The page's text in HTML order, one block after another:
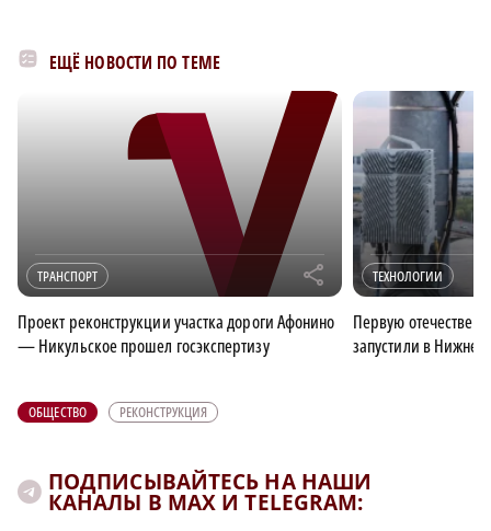
ЕЩЁ НОВОСТИ ПО ТЕМЕ
ТРАНСПОРТ r
Проект реконструкции участка дороги Афонино
— Никульское прошел госэкспертизу
ТЕХНОЛОГИИ
Первую
запустили в
ОБЩЕСТВО РЕКОНСТРУКЦИЯ
ПОДПИСЫВАЙТЕСЬ НА НАШИ
КАНАЛЫ В MAX И TELEGRAM: